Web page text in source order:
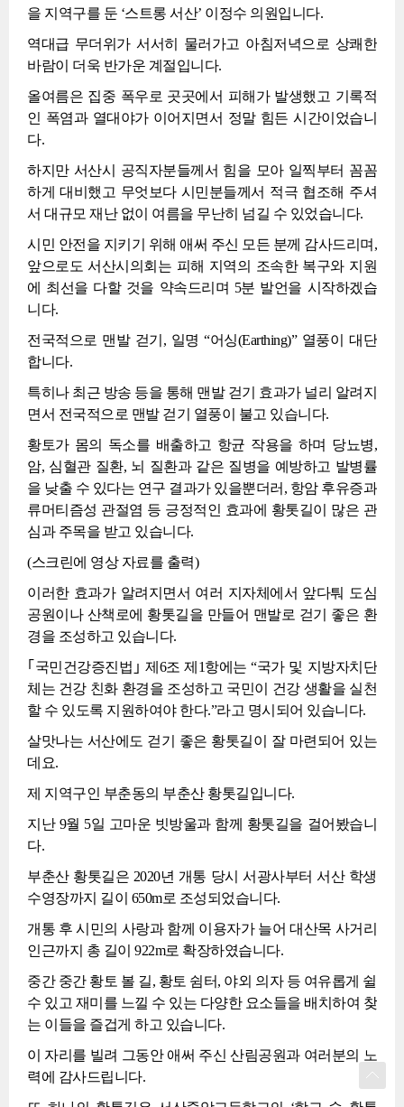
을 지역구를 둔 ‘스트롱 서산’ 이정수 의원입니다.
역대급 무더위가 서서히 물러가고 아침저녁으로 상쾌한
바람이 더욱 반가운 계절입니다.
올여름은 집중 폭우로 곳곳에서 피해가 발생했고 기록적
인 폭염과 열대야가 이어지면서 정말 힘든 시간이었습니
다.
하지만 서산시 공직자분들께서 힘을 모아 일찍부터 꼼꼼
하게 대비했고 무엇보다 시민분들께서 적극 협조해 주셔
서 대규모 재난 없이 여름을 무난히 넘길 수 있었습니다.
시민 안전을 지키기 위해 애써 주신 모든 분께 감사드리며,
앞으로도 서산시의회는 피해 지역의 조속한 복구와 지원
에 최선을 다할 것을 약속드리며 5분 발언을 시작하겠습
니다.
전국적으로 맨발 걷기, 일명 “어싱(Earthing)” 열풍이 대단
합니다.
특히나 최근 방송 등을 통해 맨발 걷기 효과가 널리 알려지
면서 전국적으로 맨발 걷기 열풍이 불고 있습니다.
황토가 몸의 독소를 배출하고 항균 작용을 하며 당뇨병,
암, 심혈관 질환, 뇌 질환과 같은 질병을 예방하고 발병률
을 낮출 수 있다는 연구 결과가 있을뿐더러, 항암 후유증과
류머티즘성 관절염 등 긍정적인 효과에 황톳길이 많은 관
심과 주목을 받고 있습니다.
(스크린에 영상 자료를 출력)
이러한 효과가 알려지면서 여러 지자체에서 앞다퉈 도심
공원이나 산책로에 황톳길을 만들어 맨발로 걷기 좋은 환
경을 조성하고 있습니다.
｢국민건강증진법｣ 제6조 제1항에는 “국가 및 지방자치단
체는 건강 친화 환경을 조성하고 국민이 건강 생활을 실천
할 수 있도록 지원하여야 한다.”라고 명시되어 있습니다.
살맛나는 서산에도 걷기 좋은 황톳길이 잘 마련되어 있는
데요.
제 지역구인 부춘동의 부춘산 황톳길입니다.
지난 9월 5일 고마운 빗방울과 함께 황톳길을 걸어봤습니
다.
부춘산 황톳길은 2020년 개통 당시 서광사부터 서산 학생
수영장까지 길이 650m로 조성되었습니다.
개통 후 시민의 사랑과 함께 이용자가 늘어 대산목 사거리
인근까지 총 길이 922m로 확장하였습니다.
중간 중간 황토 볼 길, 황토 쉼터, 야외 의자 등 여유롭게 쉴
수 있고 재미를 느낄 수 있는 다양한 요소들을 배치하여 찾
는 이들을 즐겁게 하고 있습니다.
이 자리를 빌려 그동안 애써 주신 산림공원과 여러분의 노
력에 감사드립니다.